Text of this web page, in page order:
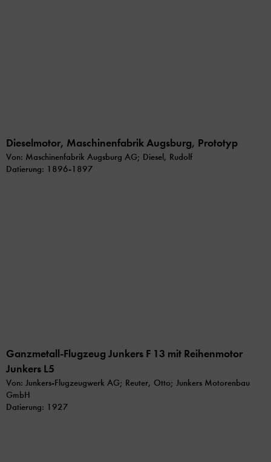
Dieselmotor, Maschinenfabrik Augsburg, Prototyp
Von: Maschinenfabrik Augsburg AG; Diesel, Rudolf
Datierung: 1896-1897
Ganzmetall-Flugzeug Junkers F 13 mit Reihenmotor
Junkers L5
Von: Junkers-Flugzeugwerk AG; Reuter, Otto; Junkers Motorenbau
GmbH
Datierung: 1927